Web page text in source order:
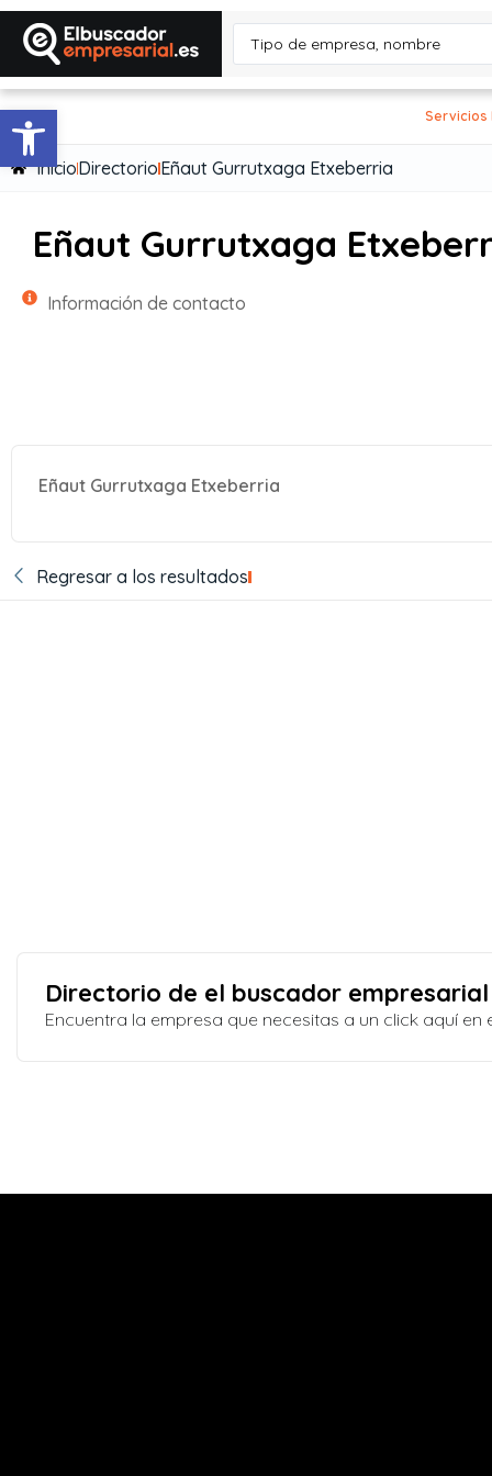
Abrir barra de herramientas Servicios
InicioDirectorioEñaut Gurrutxaga Etxeberria
Eñaut Gurrutxaga
Información de contacto
Eñaut Gurrutxaga Etxeberria
Regresar a los resultados
Directorio de el buscador empresarial
Encuentra la empresa que necesitas a un click aquí